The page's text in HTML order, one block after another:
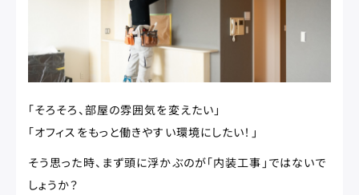
「そろそろ、部屋の雰囲気を変えたい」
「オフィスをもっと働きやすい環境にしたい！」
そう思った時、まず頭に浮かぶのが「内装工事」ではないで
しょうか？